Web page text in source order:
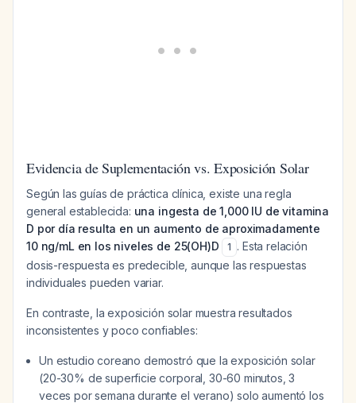
Evidencia de Suplementación vs. Exposición Solar
Según las guías de práctica clínica, existe una regla
general establecida: una ingesta de 1,000 IU de vitamina
D por día resulta en un aumento de aproximadamente
10 ng/mL en los niveles de 25(OH)D
1 . Esta relación
dosis-respuesta es predecible, aunque las respuestas
individuales pueden variar.
En contraste, la exposición solar muestra resultados
inconsistentes y poco confiables:
Un estudio coreano demostró que la exposición solar
(20-30% de superficie corporal, 30-60 minutos, 3
veces por semana durante el verano) solo aumentó los